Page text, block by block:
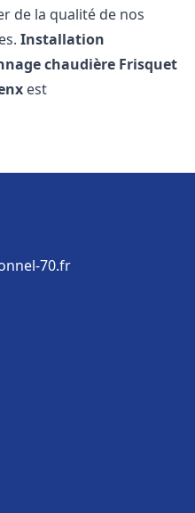
de la qualité de nos
Installation
chaudière Frisquet
est
70.fr